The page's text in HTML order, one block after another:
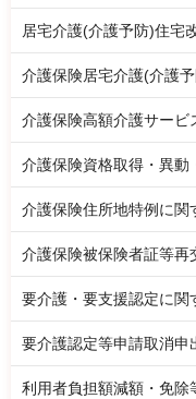
居宅介護(介護予防)住宅
介護保険居宅介護(介護
介護保険高額介護サービ
介護保険資格取得・異動
介護保険住所地特例に関
介護保険被保険者証等再
要介護・要支援認定に関
要介護認定等申請取消申
利用者負担額減額・免除